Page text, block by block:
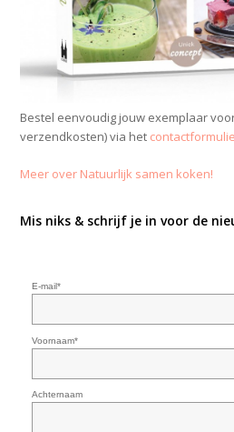
Bestel eenvoudig jouw exemplaar voor
verzendkosten) via het
Meer over Natuurlijk samen koken!
Mis niks & schrijf je in voor de
E-mail*
Voornaam*
Achternaam